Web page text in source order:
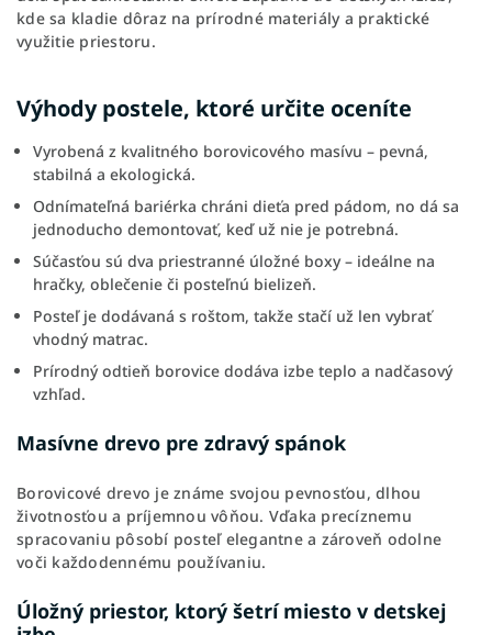
kde sa kladie dôraz na prírodné materiály a praktické
využitie priestoru.
Výhody postele, ktoré určite oceníte
Vyrobená z kvalitného borovicového masívu – pevná,
stabilná a ekologická.
Odnímateľná bariérka chráni dieťa pred pádom, no dá sa
jednoducho demontovať, keď už nie je potrebná.
Súčasťou sú dva priestranné úložné boxy – ideálne na
hračky, oblečenie či posteľnú bielizeň.
Posteľ je dodávaná s roštom, takže stačí už len vybrať
vhodný matrac.
Prírodný odtieň borovice dodáva izbe teplo a nadčasový
vzhľad.
Masívne drevo pre zdravý spánok
Borovicové drevo je známe svojou pevnosťou, dlhou
životnosťou a príjemnou vôňou. Vďaka precíznemu
spracovaniu pôsobí posteľ elegantne a zároveň odolne
voči každodennému používaniu.
Úložný priestor, ktorý šetrí miesto v detskej